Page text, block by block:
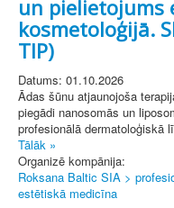
un pielietojums
kosmetoloģijā.
TIP)
Datums: 01.10.2026
Ādas šūnu atjaunojoša
piegādi nanosomās un
profesionālā dermatoloģiskā
Tālāk »
Organizē kompānija:
Roksana Baltic SIA >
estētiskā medicīna